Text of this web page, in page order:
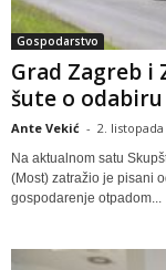
Gospodarstvo
Grad Zagreb i
šute o
Ante Vekić - 2. listopada
Na aktualnom satu
(Most) zatražio je pisani
gospodarenje otpadom...